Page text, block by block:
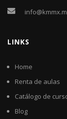
LINKS
Home
Renta de aulas
Catálogo de
Blog